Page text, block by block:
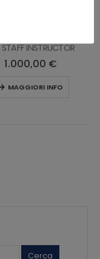
INSTRUCTOR
1.000,00 €
MAGGIORI INFO
Cerca